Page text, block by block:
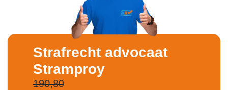
Strafrecht advocaat
Stramproy
190,80